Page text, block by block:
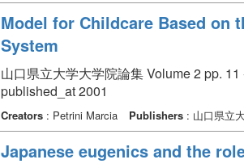
Model for Childcare Based on
System
山口県立大学大学院論集 Volume 2 pp. 11
published_at 2001
Creators: Petrini Marcia Publishers: 山口県立
Japanese eugenics and the